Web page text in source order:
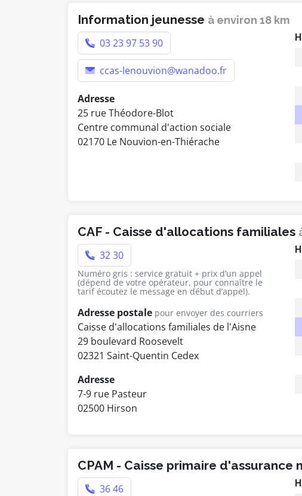
Information jeunesse à environ 18 km
03 23 97 53 90
ccas-lenouvion@wanadoo.fr
Adresse
25 rue Théodore-Blot
Centre communal d'action sociale
02170 Le Nouvion-en-Thiérache
CAF - Caisse d'allocations familiales
32 30
Numéro gris : service gratuit + prix d’un appel
(dépend de votre opérateur, pour connaître le
tarif écoutez le message en début d’appel).
Adresse postale pour envoyer des courriers
Caisse d'allocations familiales de l'Aisne
29 boulevard Roosevelt
02321 Saint-Quentin Cedex
Adresse
7-9 rue Pasteur
02500 Hirson
CPAM - Caisse primaire d'assurance
36 46